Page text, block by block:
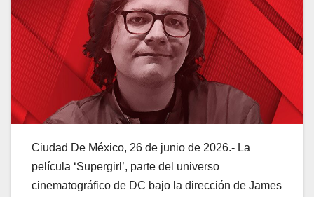
Ciudad De México, 26 de junio de 2026.- La
película ‘Supergirl’, parte del universo
cinematográfico de DC bajo la dirección de James